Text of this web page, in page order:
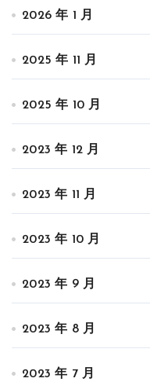
2026 年 1 月
2025 年 11 月
2025 年 10 月
2023 年 12 月
2023 年 11 月
2023 年 10 月
2023 年 9 月
2023 年 8 月
2023 年 7 月